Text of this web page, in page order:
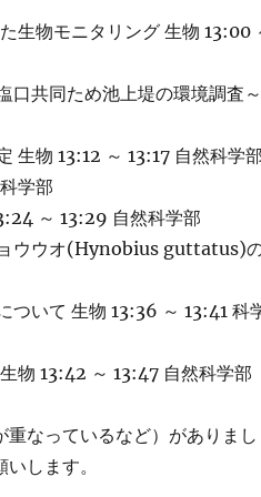
生物モニタリング 生物 13:00
口共同ため池上堤の環境調査～
生物 13:12 ～ 13:17 自然科学部
学部
～ 13:29 自然科学部
ョウウオ(Hynobius guttatus)
ついて 生物 13:36 ～ 13:41 科
物 13:42 ～ 13:47 自然科学部
なっているなど）がありまし
します。